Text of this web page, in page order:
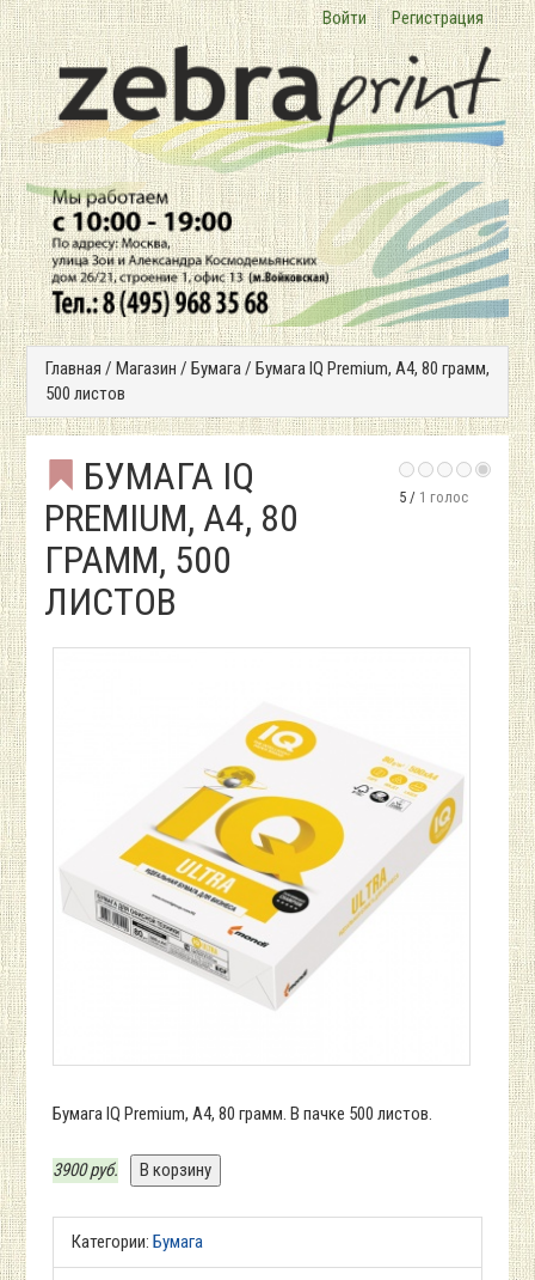
Войти Регистрация
Главная / Магазин / Бумага/ Бумага IQ Premium, А4, 80 грамм,
500 листов
5 / 1 голос
БУМАГА IQ
PREMIUM, А4, 80
ГРАММ, 500
ЛИСТОВ
Бумага IQ Premium, А4, 80 грамм. В пачке 500 листов.
3900 руб.
Категории: Бумага